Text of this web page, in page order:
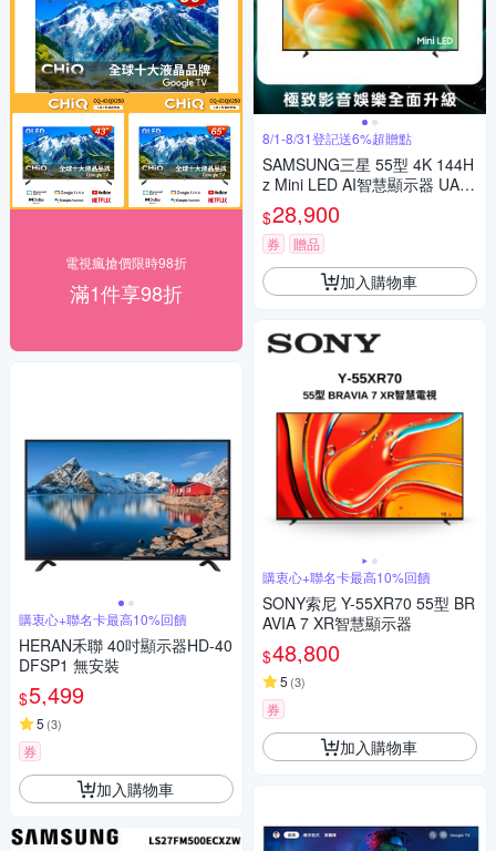
電視瘋搶價限時98折
滿1件享98折
購衷心+聯名卡最高10%回饋
HERAN禾聯 40吋顯示器HD-40
DFSP1 無安裝
$5,499
5 (3)
券
加入購物車
8/1-8/31登記送6%超贈點
SAMSUNG三星 55型 4K 144H
z Mini LED AI智慧顯示器 UA55
M80HAXXZW 含基本安裝
$28,900
券 贈品
加入購物車
購衷心+聯名卡最高10%回饋
SONY索尼 Y-55XR70 55型 BR
AVIA 7 XR智慧顯示器
$48,800
5 (3)
券
加入購物車